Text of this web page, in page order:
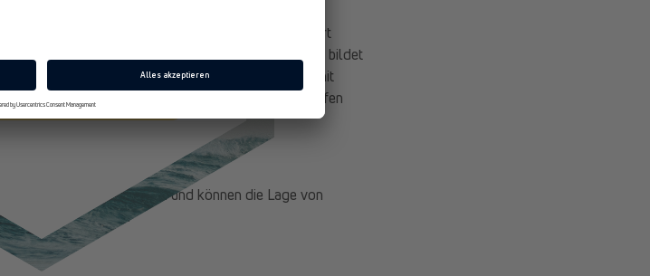
aus und sind für die zelluläre Immunantwort
zur humoralen Immunantwort, die Antikörper bildet
direkt attackieren und zerstören. Und das mit
Zellen, die von Viren oder Mutationen betroffen
Immunsystem und können die Lage von
zu zerstören.
Rabatt sichern